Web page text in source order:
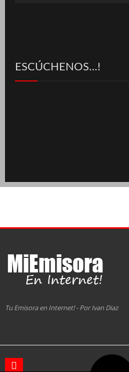
ESCÚCHENOS…!
Tu Emisora en Internet! - Por Ivan Diaz